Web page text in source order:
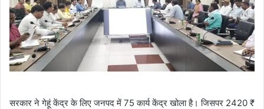
सरकार ने गेहूं केंद्र के लिए जनपद में 75 कार्य केंद्र खोला है। जिसपर 2420 ₹